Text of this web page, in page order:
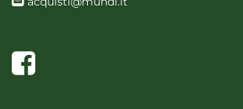
Facebook